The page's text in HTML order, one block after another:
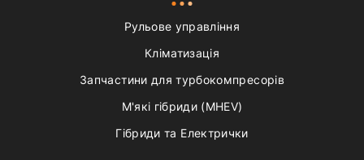
Рульове управління
Кліматизація
Запчастини для турбокомпресорів
М'які гібриди (MHEV)
Гібриди та Електрички